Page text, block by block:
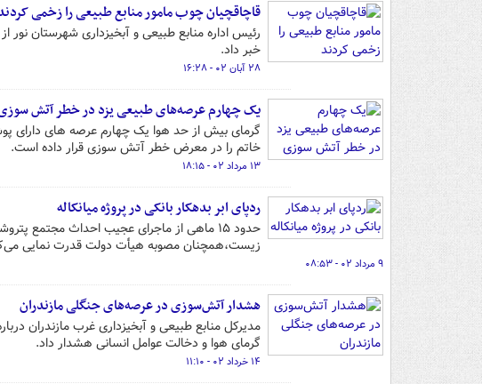
قاچاقچیان چوب مامور منابع طبیعی را زخمی
رئیس اداره منابع طبیعی و آبخیزداری شهرستان
خبر داد.
۲۸ آبان ۰۲ - ۱۶:۲۸
یک چهارم عرصه‌های طبیعی یزد در خطر آتش
گرمای بیش از حد هوا یک چهارم عرصه های دارای
خاتم را در معرض خطر آتش سوزی قرار داده است.
۱۳ مرداد ۰۲ - ۱۸:۱۵
ردپای ابر بدهکار بانکی در پروژه میانکاله
حدود ۱۵ ماهی از ماجرای عجیب احداث مجتمع
زیست،همچنان مصوبه هیأت دولت قدرت نمایی
۹ مرداد ۰۲ - ۰۸:۵۳
هشدار آتش‌سوزی در عرصه‌های جنگلی مازندران
مدیرکل منابع طبیعی و آبخیزداری غرب مازندران
گرمای هوا و دخالت عوامل انسانی هشدار داد.
۱۴ خرداد ۰۲ - ۱۱:۱۰